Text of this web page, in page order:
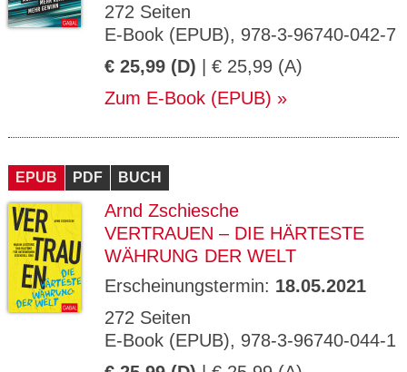
272 Seiten
E-Book (EPUB), 978-3-96740-042-7
€ 25,99 (D) | € 25,99 (A)
Zum E-Book (EPUB)
EPUB PDF BUCH
Arnd Zschiesche
VERTRAUEN – DIE HÄRTESTE
WÄHRUNG DER WELT
Erscheinungstermin: 18.05.2021
272 Seiten
E-Book (EPUB), 978-3-96740-044-1